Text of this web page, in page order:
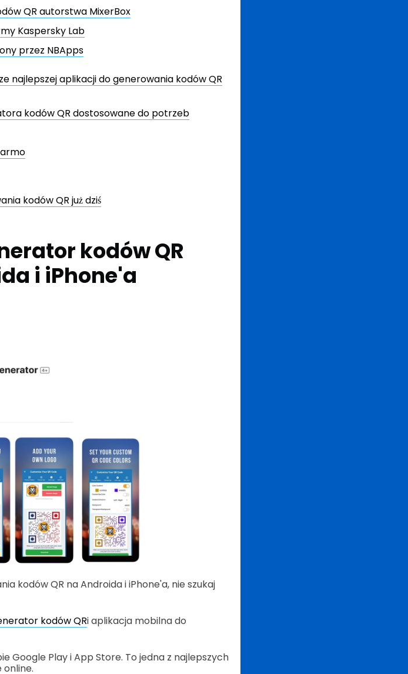
QR autorstwa MixerBox
Kaspersky Lab
przez NBApps
najlepszej aplikacji do generowania kodów QR
kodów QR dostosowane do potrzeb
kodów QR już dziś
kodów QR
i iPhone'a
kodów QR na Androida i iPhone'a, nie szukaj
kodów QRi aplikacja mobilna do
Google Play i App Store. To jedna z najlepszych
online.